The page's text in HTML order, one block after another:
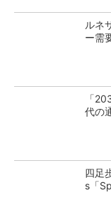
ルネ
ー需
「
代の
四足
s「